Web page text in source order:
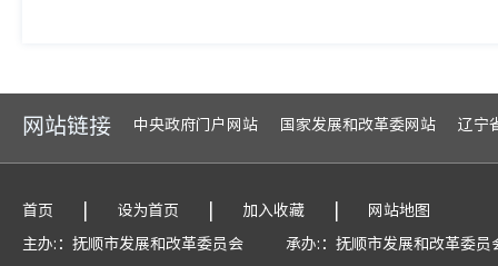
网站链接 中央政府门户网站 国家发展和改革委网站 辽宁
首页 | 设为首页 | 加入收藏 |
网站地图
主办:：抚顺市发展和改革委员会
承办:：抚顺市发展和改革委员